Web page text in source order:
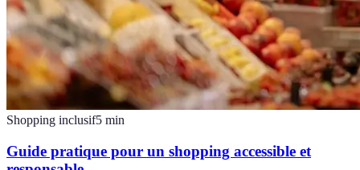
Shopping inclusif5 min
Guide pratique pour un shopping accessible et